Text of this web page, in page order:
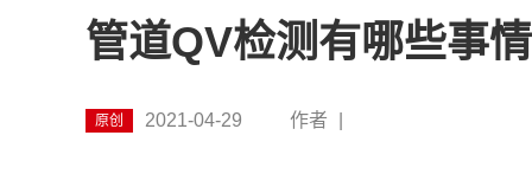
管道QV检测有哪些事
原创 2021-04-29 作者